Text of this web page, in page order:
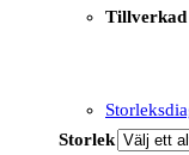
Tillverkad
Storlek